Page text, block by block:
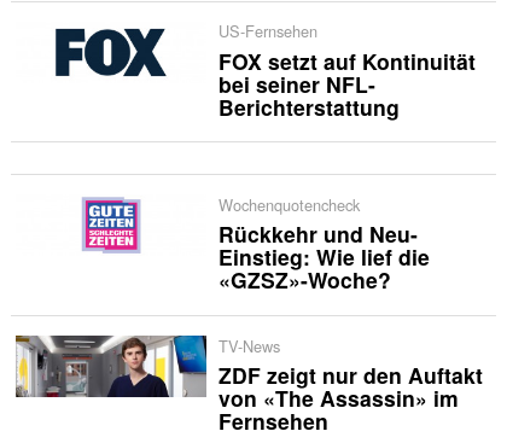
US-Fernsehen
FOX setzt auf Kontinuität
bei seiner NFL-
Berichterstattung
Wochenquotencheck
Rückkehr und Neu-
Einstieg: Wie lief die
«GZSZ»-Woche?
TV-News
ZDF zeigt nur den Auftakt
von «The Assassin» im
Fernsehen